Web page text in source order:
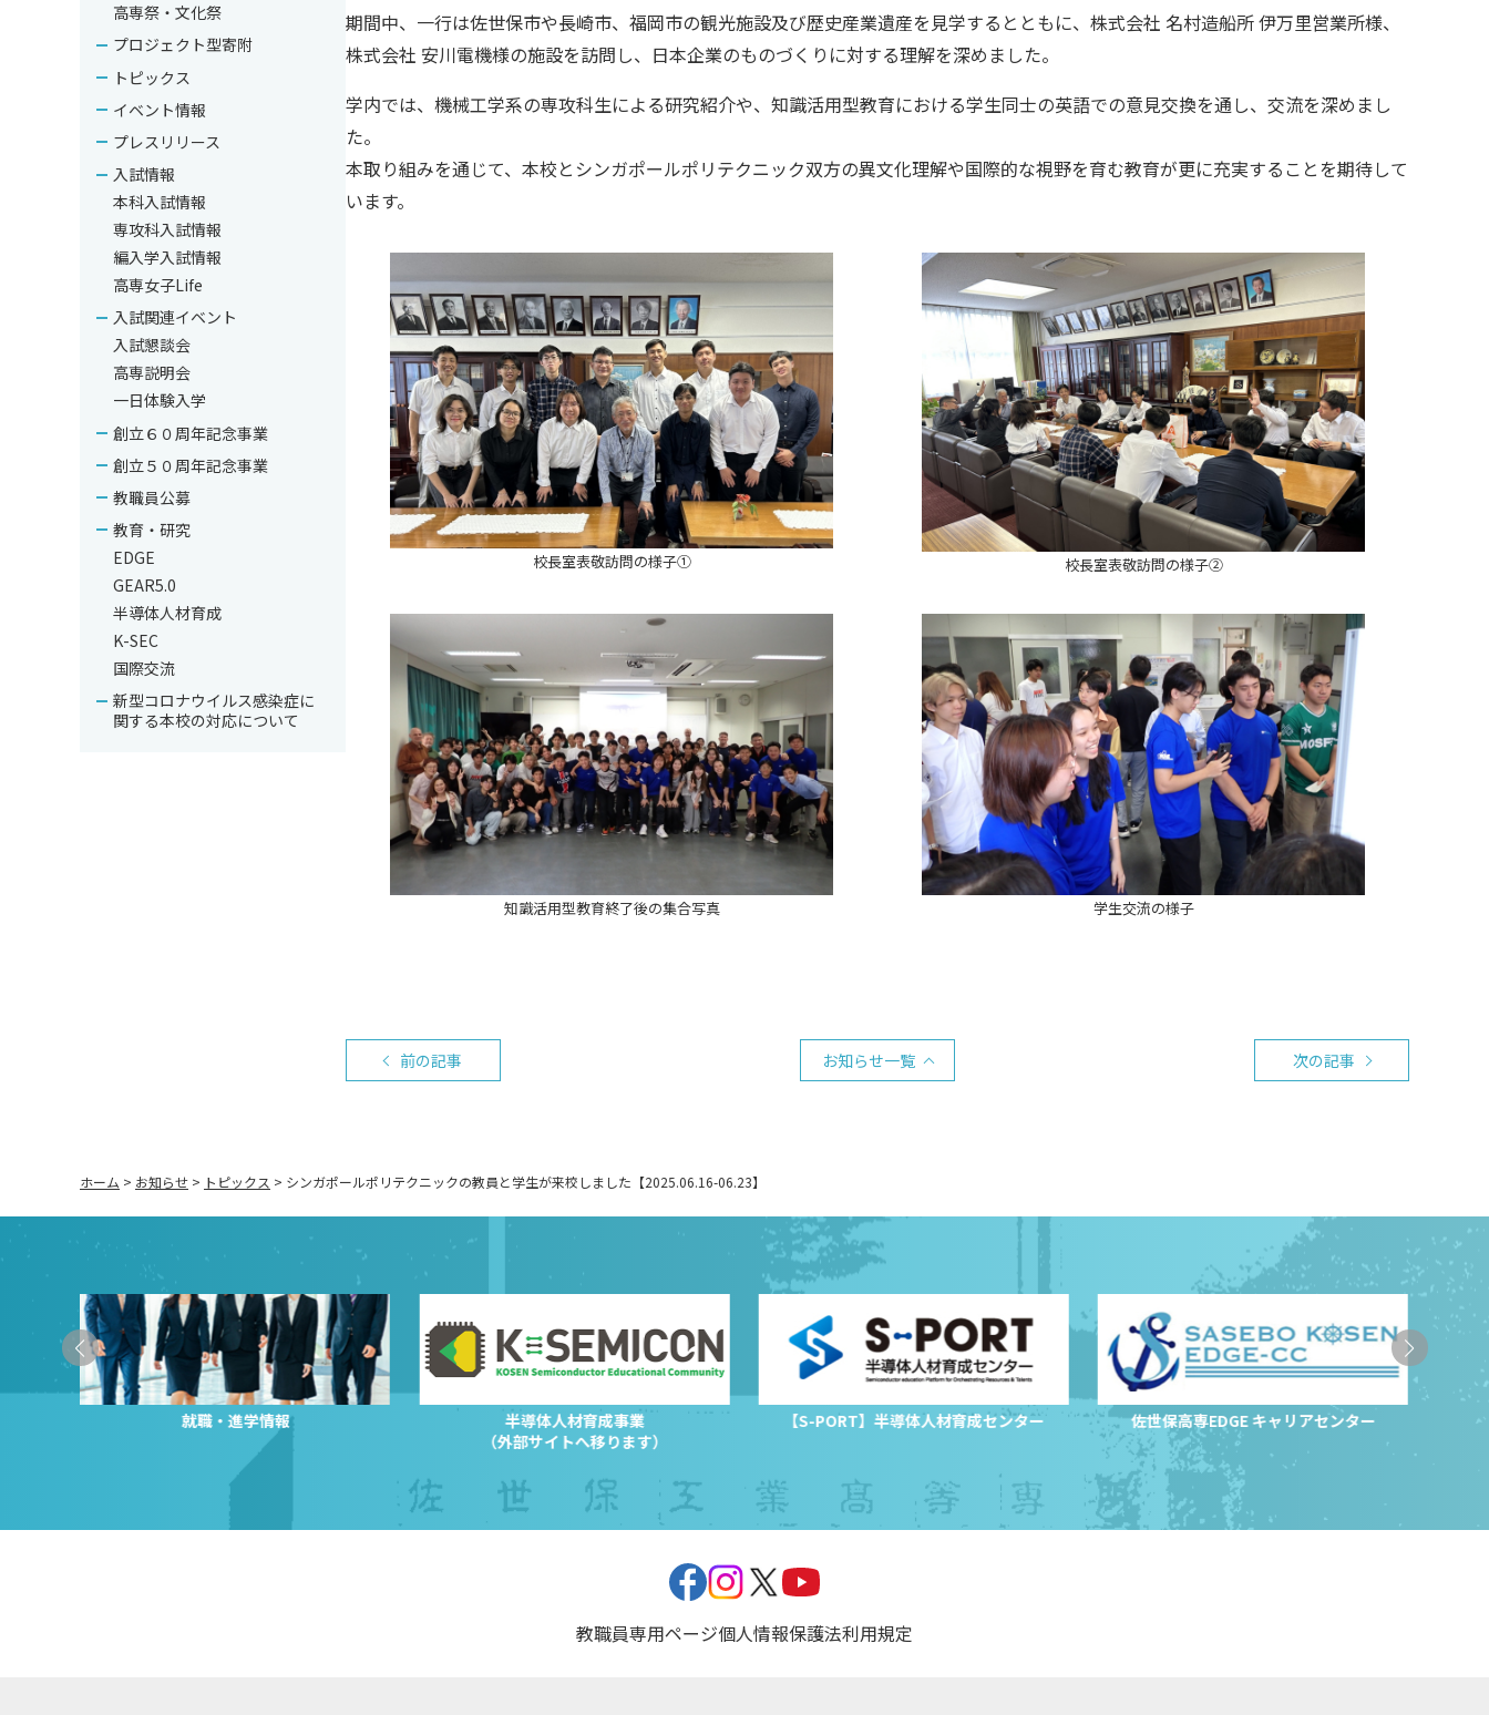
期間中、一行は佐世保市や長崎市、福岡市の観光施設及び歴史産業遺産を見学するとともに、株式会社 名村造船所 伊万里営業所様、
株式会社 安川電機様の施設を訪問し、日本企業のものづくりに対する理解を深めました。
学内では、機械工学系の専攻科生による研究紹介や、知識活用型教育における学生同士の英語での意見交換を通し、交流を深めまし
た。
本取り組みを通じて、本校とシンガポールポリテクニック双方の異文化理解や国際的な視野を育む教育が更に充実することを期待して
います。
校長室表敬訪問の様子① 校長室表敬訪問の様子②
知識活用型教育終了後の集合写真 学生交流の様子
前の記事 お知らせ一覧 次の記事
高専祭・文化祭
プロジェクト型寄附
トピックス
イベント情報
プレスリリース
入試情報
本科入試情報
専攻科入試情報
編入学入試情報
高専女子Life
入試関連イベント
入試懇談会
高専説明会
一日体験入学
創立６０周年記念事業
創立５０周年記念事業
教職員公募
教育・研究
EDGE
GEAR5.0
半導体人材育成
K-SEC
国際交流
新型コロナウイルス感染症に
関する本校の対応について
ホーム > お知らせ > トピックス > シンガポールポリテクニックの教員と学生が来校しました【2025.06.16-06.23】
就職・進学情報
半導体人材育成事業
（外部サイトへ移ります）
【S-PORT】半導体人材育成センター 佐世保高専EDGE キャリアセンター
教職員専用ページ個人情報保護法利用規定